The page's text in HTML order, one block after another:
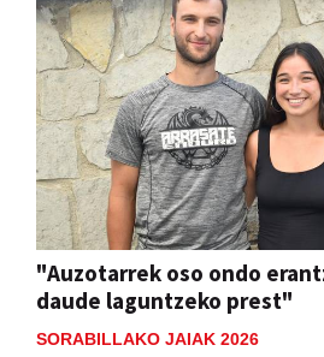
"Auzotarrek oso ondo
daude laguntzeko prest"
SORABILLAKO JAIAK 2026